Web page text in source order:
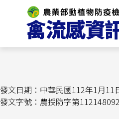
塊
最新消息> 112-01-11 公
中華民國一百十二年一月九日生
112-01-11 公告法國上羅亞爾省
年一月九日生效。（動植物防疫
發文日期：中華民國112年1月11
發文字號：農授防字第